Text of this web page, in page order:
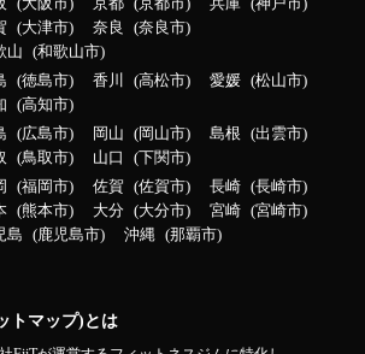
大津市 奈良
奈良市
山
和歌山市
徳島市 香川 高松市 愛媛
松山市
高知市
広島市 岡山 岡山市 島根
出雲市
鳥取市 山口 下関市
福岡市 佐賀 佐賀市 長崎
長崎市
熊本市 大分 大分市 宮崎
宮崎市
島
鹿児島市 沖縄 那覇市
トマップ)とは